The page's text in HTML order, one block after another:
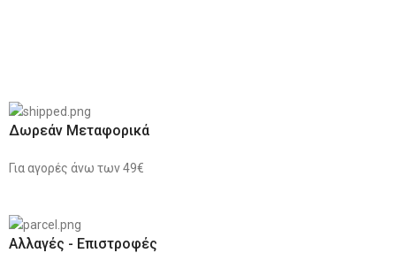
Δωρεάν Μεταφορικά
Για αγορές άνω των 49€
Αλλαγές - Επιστροφές